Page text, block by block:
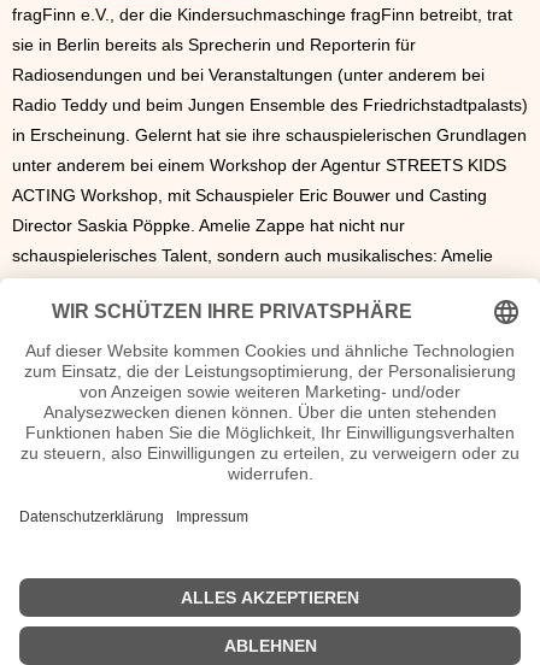
fragFinn e.V., der die Kindersuchmaschinge fragFinn betreibt, trat
sie in Berlin bereits als Sprecherin und Reporterin für
Radiosendungen und bei Veranstaltungen (unter anderem bei
Radio Teddy und beim Jungen Ensemble des Friedrichstadtpalasts)
in Erscheinung. Gelernt hat sie ihre schauspielerischen Grundlagen
unter anderem bei einem Workshop der Agentur STREETS KIDS
ACTING Workshop, mit Schauspieler Eric Bouwer und Casting
Director Saskia Pöppke. Amelie Zappe hat nicht nur
schauspielerisches Talent, sondern auch musikalisches: Amelie
eine Gesangsausbildung absolviert und im Sopran bei
mehreren Konzerten mitgesungen.
Amelie Zappe Seiten, Kurzbio, Familie, verheiratet, Herkunft
etc.
Instagram Seite
Movies Amelie Zappe Filme